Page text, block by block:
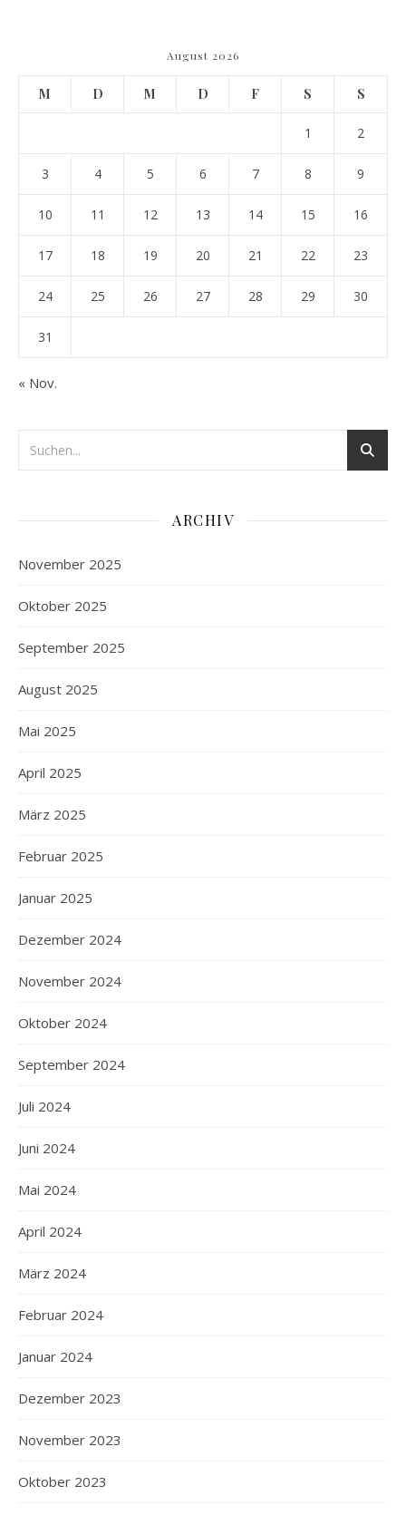
August 2026
M D M D F S S
1 2
3 4 5 6 7 8 9
10 11 12 13 14 15 16
17 18 19 20 21 22 23
24 25 26 27 28 29 30
31
« Nov.
ARCHIV
November 2025
Oktober 2025
September 2025
August 2025
Mai 2025
April 2025
März 2025
Februar 2025
Januar 2025
Dezember 2024
November 2024
Oktober 2024
September 2024
Juli 2024
Juni 2024
Mai 2024
April 2024
März 2024
Februar 2024
Januar 2024
Dezember 2023
November 2023
Oktober 2023